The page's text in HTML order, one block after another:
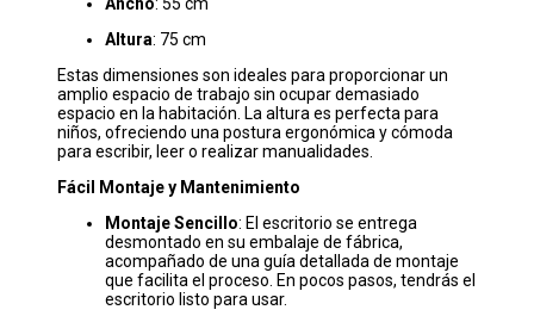
Ancho: 55 cm
Altura: 75 cm
Estas dimensiones son ideales para proporcionar un
amplio espacio de trabajo sin ocupar demasiado
espacio en la habitación. La altura es perfecta para
niños, ofreciendo una postura ergonómica y cómoda
para escribir, leer o realizar manualidades.
Fácil Montaje y Mantenimiento
Montaje Sencillo: El escritorio se entrega
desmontado en su embalaje de fábrica,
acompañado de una guía detallada de montaje
que facilita el proceso. En pocos pasos, tendrás el
escritorio listo para usar.